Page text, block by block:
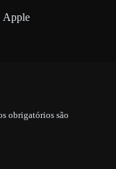
Apple
obrigatórios são